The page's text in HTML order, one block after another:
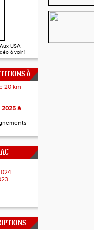
USA
à voir !
À
20 km
2025 à